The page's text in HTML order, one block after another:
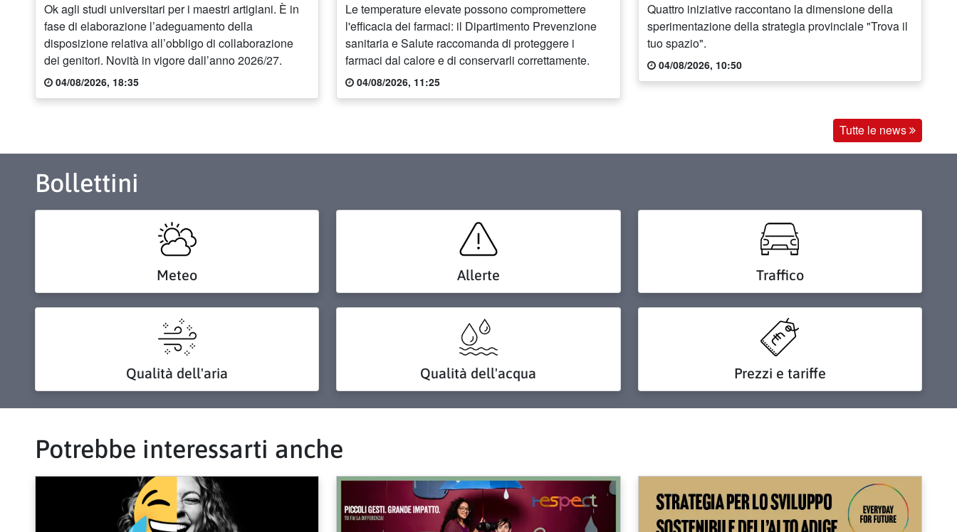
Ok agli studi universitari per i maestri artigiani. È in
fase di elaborazione l’adeguamento della
disposizione relativa all’obbligo di collaborazione
dei genitori. Novità in vigore dall’anno 2026/27.
04/08/2026, 18:35
Le temperature elevate possono compromettere
l'efficacia dei farmaci: il Dipartimento Prevenzione
sanitaria e Salute raccomanda di proteggere i
farmaci dal calore e di conservarli correttamente.
04/08/2026, 11:25
Quattro iniziative raccontano la dimensione della
sperimentazione della strategia provinciale "Trova il
tuo spazio".
04/08/2026, 10:50
Tutte le news
Bollettini
Meteo Allerte Traffico
Qualità dell'aria Qualità dell'acqua Prezzi e tariffe
Potrebbe interessarti anche